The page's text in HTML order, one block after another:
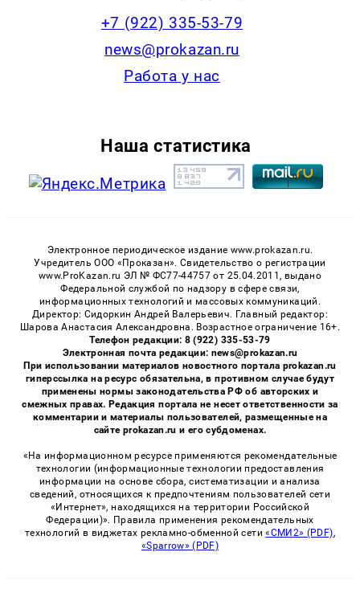
+7 (922) 335-53-79
news@prokazan.ru
Работа у нас
Наша статистика
Электронное периодическое издание www.prokazan.ru.
Учредитель ООО «Проказан». Cвидетельство о регистрации
www.ProKazan.ru ЭЛ № ФС77-44757 от 25.04.2011, выдано
Федеральной службой по надзору в сфере связи,
информационных технологий и массовых коммуникаций.
Директор: Сидоркин Андрей Валерьевич. Главный редактор:
Шарова Анастасия Александровна. Возрастное ограничение 16+.
Телефон редакции: 8 (922) 335-53-79
Электронная почта редакции: news@prokazan.ru
При использовании материалов новостного портала prokazan.ru
гиперссылка на ресурс обязательна, в противном случае будут
применены нормы законодательства РФ об авторских и
смежных правах. Редакция портала не несет ответственности за
комментарии и материалы пользователей, размещенные на
сайте prokazan.ru и его субдоменах.
«На информационном ресурсе применяются рекомендательные
технологии (информационные технологии предоставления
информации на основе сбора, систематизации и анализа
сведений, относящихся к предпочтениям пользователей сети
«Интернет», находящихся на территории Российской
Федерации)». Правила применения рекомендательных
технологий в виджетах рекламно-обменной сети«СМИ2» (PDF),
«Sparrow» (PDF)